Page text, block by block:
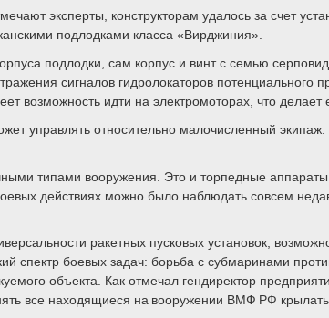
эксперты, конструкторам удалось за счет
подлодками класса «Вирджиния».
подлодки, сам корпус и винт с семью
сигналов гидролокаторов потенциального
возможность идти на электромоторах, что
управлять относительно малочисленный
типами вооружения. Это и торпедные
действиях можно было наблюдать совсем
ракетных пусковых установок,
боевых задач: борьба с субмаринами
объекта. Как отмечал гендиректор
все находящиеся на вооружении ВМФ РФ